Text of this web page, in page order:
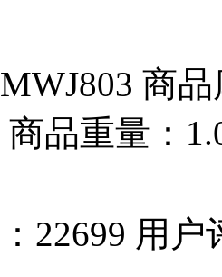
商
商品重量：
22699 用户